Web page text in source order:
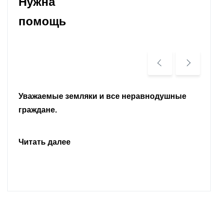
помощь
Уважаемые земляки и все неравнодушные
граждане.
Читать далее